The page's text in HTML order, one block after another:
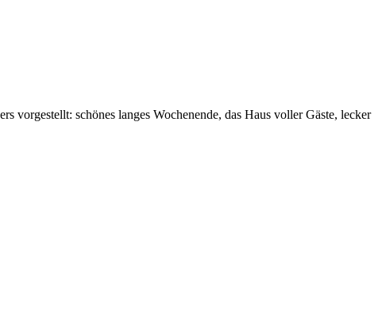
vorgestellt: schönes langes Wochenende, das Haus voller Gäste, lecker